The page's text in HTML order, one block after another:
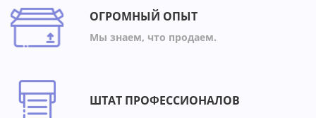
ОГРОМНЫЙ ОПЫТ
Мы знаем, что продаем.
ШТАТ ПРОФЕССИОНАЛОВ